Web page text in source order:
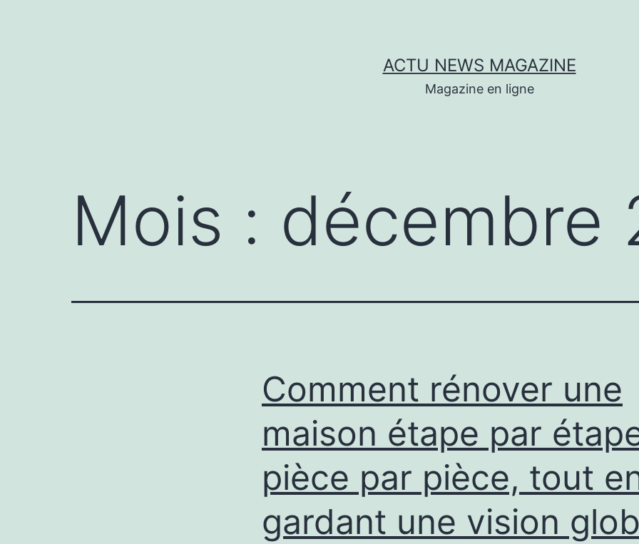
ACTU NEWS MAGAZINE
Magazine en ligne
Mois : décembre
Comment rénover une
maison étape par
pièce par pièce, tout
gardant une vision